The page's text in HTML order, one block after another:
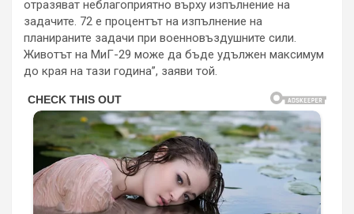
отразяват неблагоприятно върху изпълнение на
задачите. 72 е процентът на изпълнение на
планираните задачи при военновъздушните сили.
Животът на МиГ-29 може да бъде удължен максимум
до края на тази година”, заяви той.